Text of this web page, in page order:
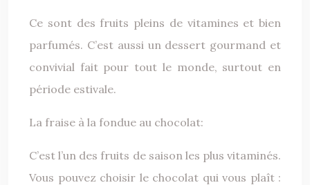
Ce sont des fruits pleins de vitamines et bien
parfumés. C’est aussi un dessert gourmand et
convivial fait pour tout le monde, surtout en
période estivale.
La fraise à la fondue au chocolat:
C’est l’un des fruits de saison les plus vitaminés.
Vous pouvez choisir le chocolat qui vous plaît :